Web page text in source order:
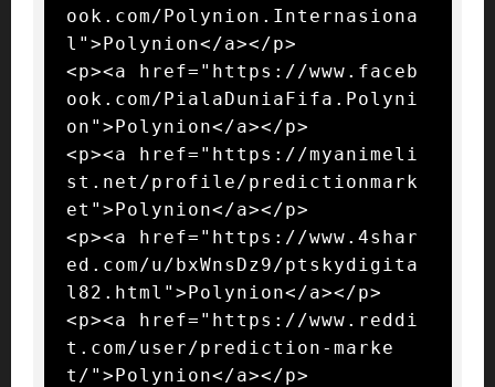
ook.com/Polynion.Internasiona
l">Polynion</a></p>
<p><a href="https://www.faceb
ook.com/PialaDuniaFifa.Polyni
on">Polynion</a></p>
<p><a href="https://myanimeli
st.net/profile/predictionmark
et">Polynion</a></p>
<p><a href="https://www.4shar
ed.com/u/bxWnsDz9/ptskydigita
l82.html">Polynion</a></p>
<p><a href="https://www.reddi
t.com/user/prediction-marke
t/">Polynion</a></p>